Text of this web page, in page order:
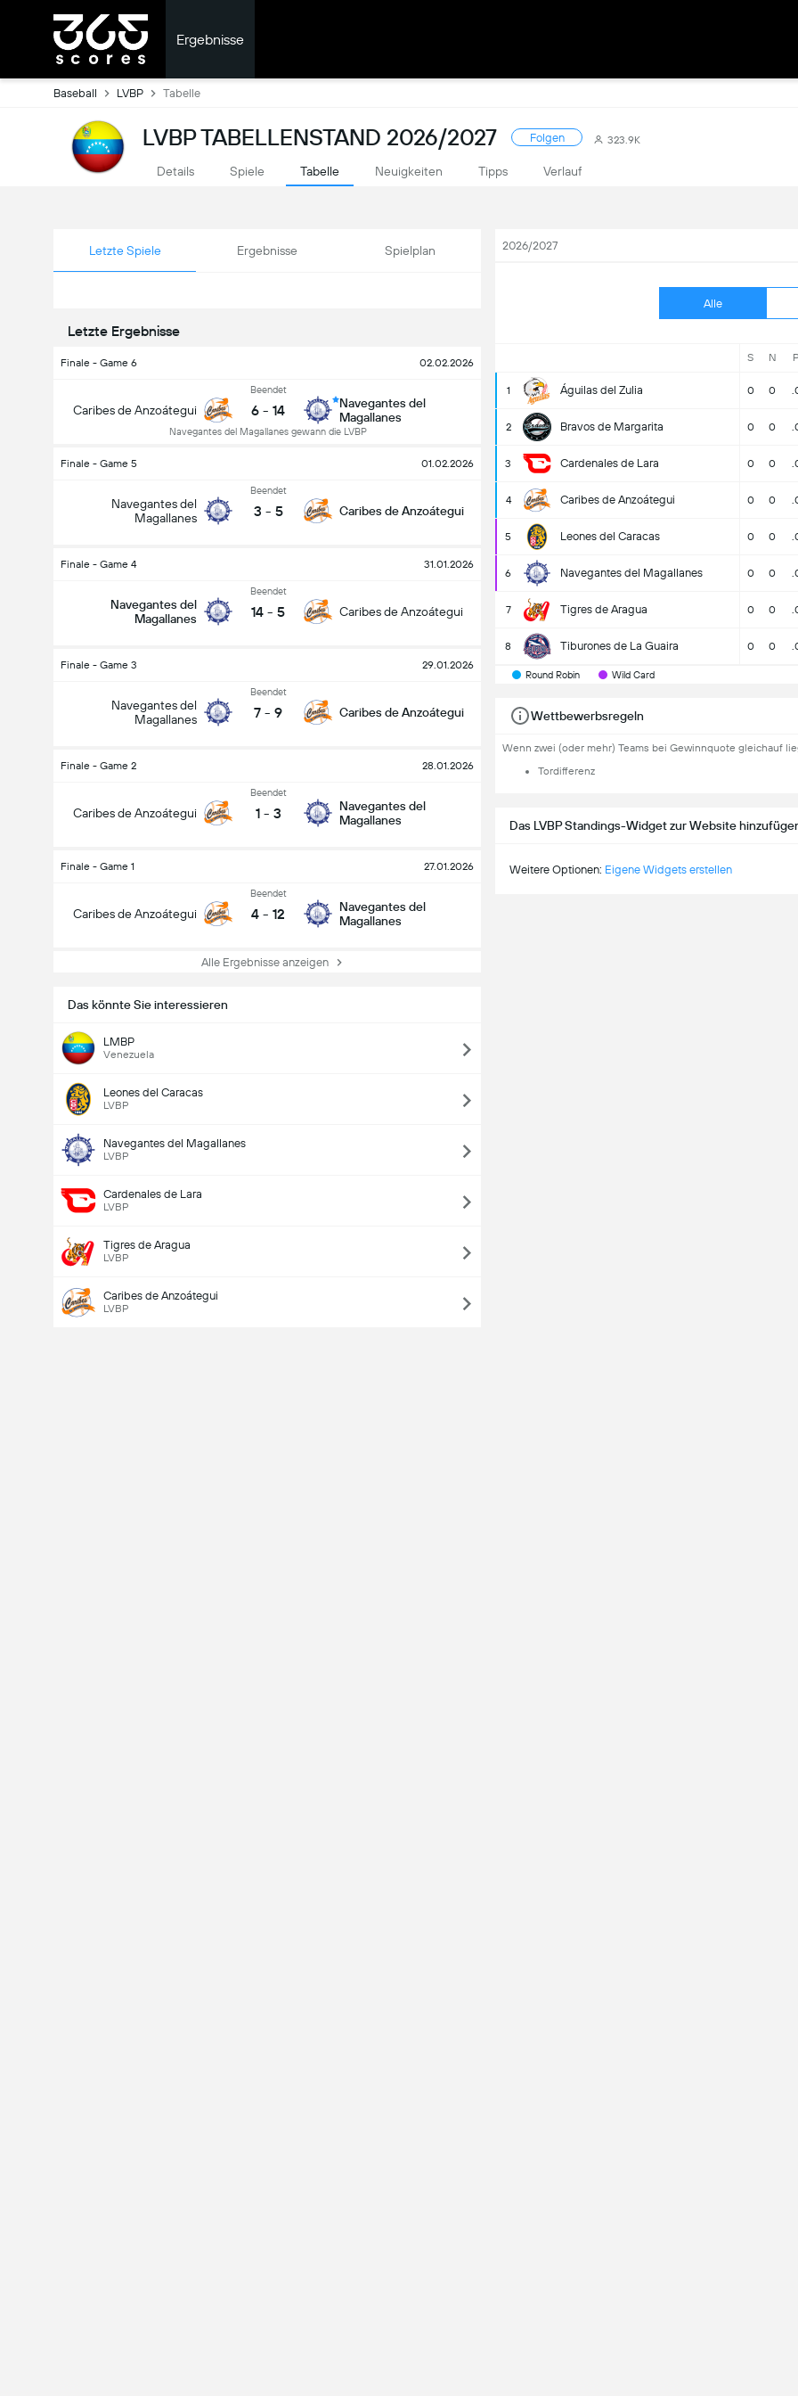
Ergebnisse
Baseball LVBP Tabelle
LVBP TABELLENSTAND 2026/2027 Folgen 323.9K
Details Spiele Tabelle Neuigkeiten Tipps Verlauf
Letzte Spiele Ergebnisse Spielplan
Letzte Ergebnisse
Finale - Game 6 02.02.2026
Caribes de Anzoátegui
Beendet
6 - 14
Navegantes del Magallanes gewann die LVBP
Navegantes del
Magallanes
Finale - Game 5 01.02.2026
Navegantes del
Magallanes
Beendet
3 - 5 Caribes de Anzoátegui
Finale - Game 4 31.01.2026
Navegantes del
Magallanes
Beendet
14 - 5 Caribes de Anzoátegui
Finale - Game 3 29.01.2026
Navegantes del
Magallanes
Beendet
7 - 9 Caribes de Anzoátegui
Finale - Game 2 28.01.2026
Caribes de Anzoátegui
Beendet
1 - 3
Navegantes del
Magallanes
Finale - Game 1 27.01.2026
Caribes de Anzoátegui
Beendet
4 - 12
Navegantes del
Magallanes
Alle Ergebnisse anzeigen
Das könnte Sie interessieren
LMBP
Venezuela
Leones del Caracas
LVBP
Navegantes del Magallanes
LVBP
Cardenales de Lara
LVBP
Tigres de Aragua
LVBP
Caribes de Anzoátegui
LVBP
2026/2027
Alle
S N
1 Águilas del Zulia 0 0
2 Bravos de Margarita 0 0
3 Cardenales de Lara 0 0
4 Caribes de Anzoátegui 0 0
5 Leones del Caracas 0 0
6 Navegantes del Magallanes 0 0
7 Tigres de Aragua 0 0
8 Tiburones de La Guaira 0 0
Round Robin Wild Card
Wettbewerbsregeln
Wenn zwei (oder mehr) Teams bei Gewinnquote gleichauf
Tordifferenz
Das LVBP Standings-Widget zur Website
Weitere Optionen: Eigene Widgets erstellen